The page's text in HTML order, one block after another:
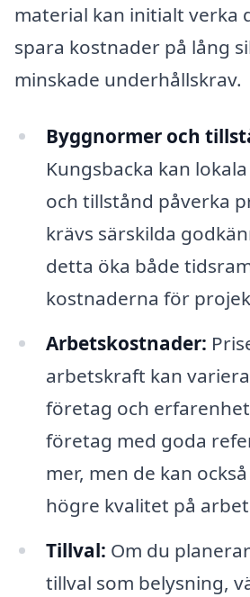
material kan initialt verka
spara kostnader på lång
minskade underhållskrav.
Byggnormer och
Kungsbacka kan
och tillstånd påverka
krävs särskilda
detta öka både
kostnaderna för
Arbetskostnader:
arbetskraft kan
företag och
företag med goda
mer, men de kan
högre kvalitet på
Tillval: Om du
tillval som belysning,